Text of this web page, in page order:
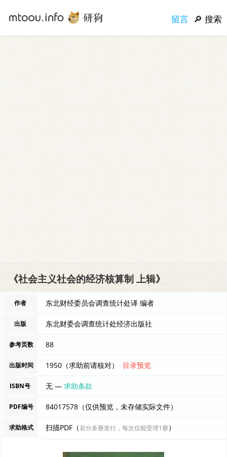
留言 搜索
《社会主义社会的经济核算制 上辑》
作者 东北财经委员会调查统计处译 编者
出版 东北财委会调查统计处经济出版社
参考页数 88
出版时间 1950（求助前请核对） 目录预览
ISBN号 无 —求助条款
PDF编号 84017578（仅供预览，未存储实际文件）
求助格式 扫描PDF（若分多册发行，每次仅能受理1册）